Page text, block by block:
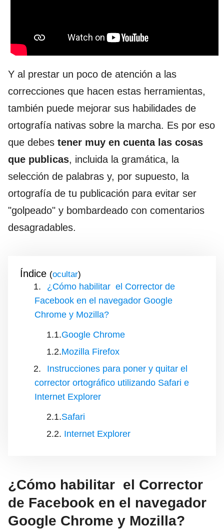
Y al prestar un poco de atención a las
correcciones que hacen estas herramientas,
también puede mejorar sus habilidades de
ortografía nativas sobre la marcha. Es por eso
que debes tener muy en cuenta las cosas
que publicas, incluida la gramática, la
selección de palabras y, por supuesto, la
ortografía de tu publicación para evitar ser
"golpeado" y bombardeado con comentarios
desagradables.
Índice ( )
¿Cómo habilitar el Corrector de
Facebook en el navegador Google
Chrome y Mozilla?
Google Chrome
Mozilla Firefox
Instrucciones para poner y quitar el
corrector ortográfico utilizando Safari e
Internet Explorer
Safari
Internet Explorer
¿Cómo habilitar el Corrector
de Facebook en el navegador
Google Chrome y Mozilla?